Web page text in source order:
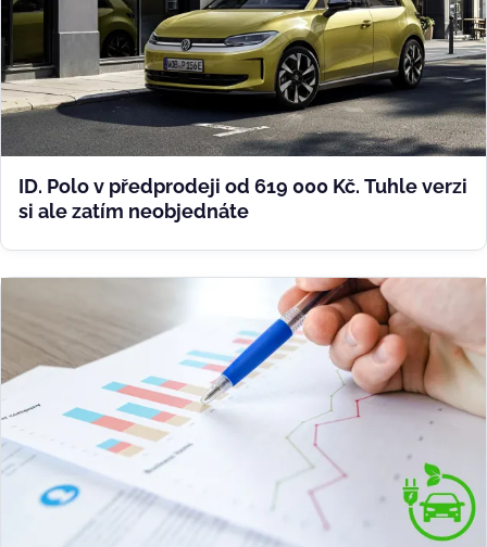
ID. Polo v předprodeji od 619 000 Kč. Tuhle verzi
si ale zatím neobjednáte